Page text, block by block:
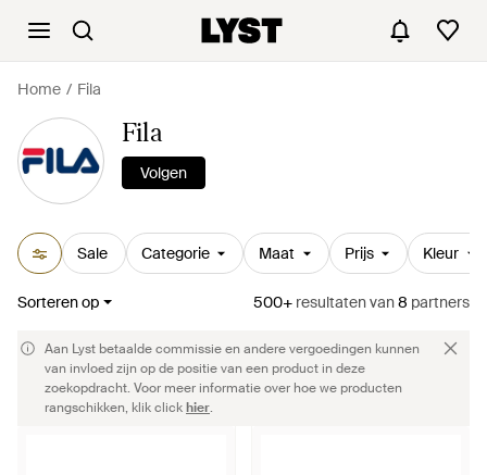
Home Fila
Fila
Volgen
Sale Categorie Maat Prijs Kleur
Sorteren op 500+ resultatenvan8 partners
Aan Lyst betaalde commissie en andere vergoedingen kunnen
van invloed zijn op de positie van een product in deze
zoekopdracht. Voor meer informatie over hoe we producten
rangschikken, klik clickhier.